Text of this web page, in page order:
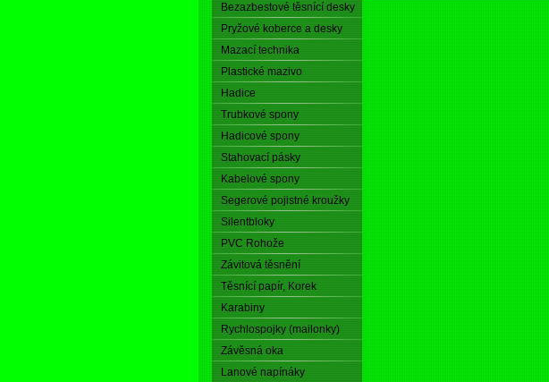
Bezazbestové těsnící desky
Pryžové koberce a desky
Mazací technika
Plastické mazivo
Hadice
Trubkové spony
Hadicové spony
Stahovací pásky
Kabelové spony
Segerové pojistné kroužky
Silentbloky
PVC Rohože
Závitová těsnění
Těsnící papír, Korek
Karabiny
Rychlospojky (mailonky)
Závěsná oka
Lanové napínáky